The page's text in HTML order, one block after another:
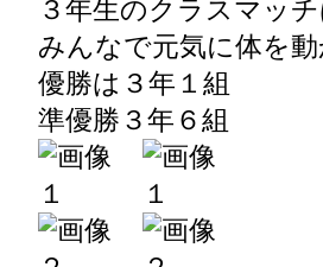
３年生のクラスマッ
みんなで元気に体を
優勝は３年１組
準優勝３年６組